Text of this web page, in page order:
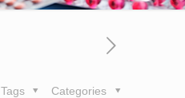
Categories
Tags